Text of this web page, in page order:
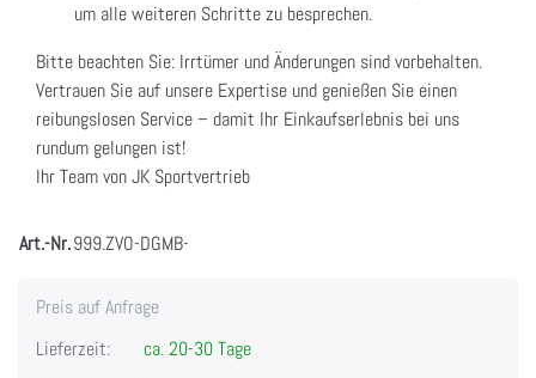
um alle weiteren Schritte zu besprechen.
Bitte beachten Sie: Irrtümer und Änderungen sind vorbehalten.
Vertrauen Sie auf unsere Expertise und genießen Sie einen
reibungslosen Service – damit Ihr Einkaufserlebnis bei uns
rundum gelungen ist!
Ihr Team von JK Sportvertrieb
Art.-Nr.999.ZVO-DGMB-
Preis auf Anfrage
Lieferzeit:
ca. 20-30 Tage